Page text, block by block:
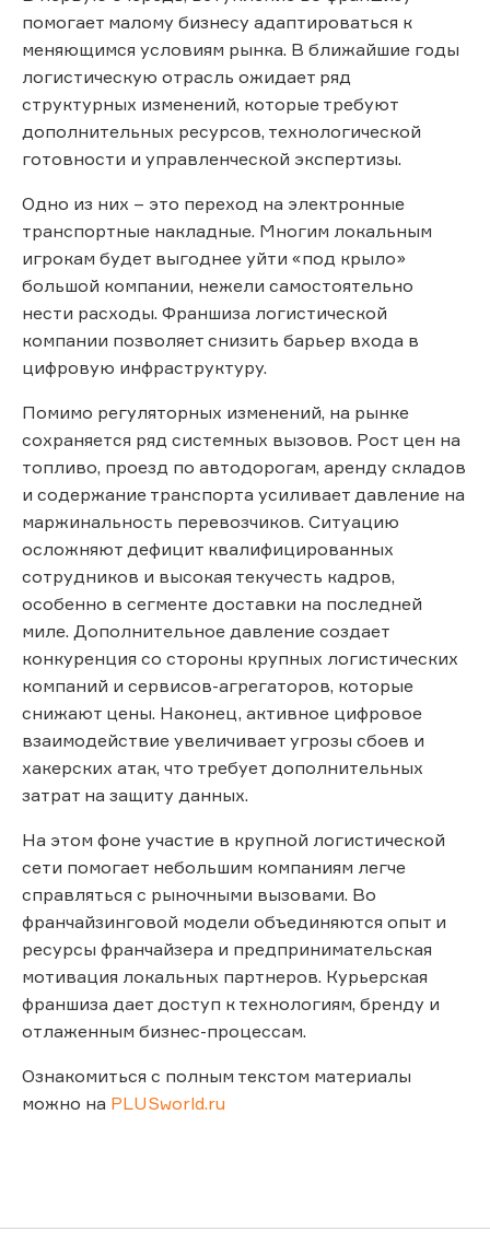
помогает малому бизнесу адаптироваться к
меняющимся условиям рынка. В ближайшие годы
логистическую отрасль ожидает ряд
структурных изменений, которые требуют
дополнительных ресурсов, технологической
готовности и управленческой экспертизы.
Одно из них – это переход на электронные
транспортные накладные. Многим локальным
игрокам будет выгоднее уйти «под крыло»
большой компании, нежели самостоятельно
нести расходы. Франшиза логистической
компании позволяет снизить барьер входа в
цифровую инфраструктуру.
Помимо регуляторных изменений, на рынке
сохраняется ряд системных вызовов. Рост цен на
топливо, проезд по автодорогам, аренду складов
и содержание транспорта усиливает давление на
маржинальность перевозчиков. Ситуацию
осложняют дефицит квалифицированных
сотрудников и высокая текучесть кадров,
особенно в сегменте доставки на последней
миле. Дополнительное давление создает
конкуренция со стороны крупных логистических
компаний и сервисов-агрегаторов, которые
снижают цены. Наконец, активное цифровое
взаимодействие увеличивает угрозы сбоев и
хакерских атак, что требует дополнительных
затрат на защиту данных.
На этом фоне участие в крупной логистической
сети помогает небольшим компаниям легче
справляться с рыночными вызовами. Во
франчайзинговой модели объединяются опыт и
ресурсы франчайзера и предпринимательская
мотивация локальных партнеров. Курьерская
франшиза дает доступ к технологиям, бренду и
отлаженным бизнес-процессам.
Ознакомиться с полным текстом материалы
можно на PLUSworld.ru